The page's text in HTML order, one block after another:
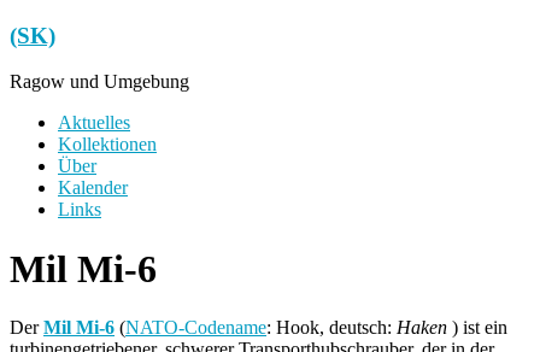
Zum
Inhalt
springen
(SK)
Ragow und Umgebung
Menü
Aktuelles
Kollektionen
Über
Kalender
Links
Mil Mi-6
DerMil Mi-6 (NATO-Codename: Hook, deutsch: Haken ) ist ein